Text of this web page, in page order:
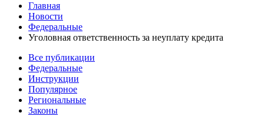
Главная
Новости
Федеральные
Уголовная ответственность за неуплату кредита
Все публикации
Федеральные
Инструкции
Популярное
Региональные
Законы